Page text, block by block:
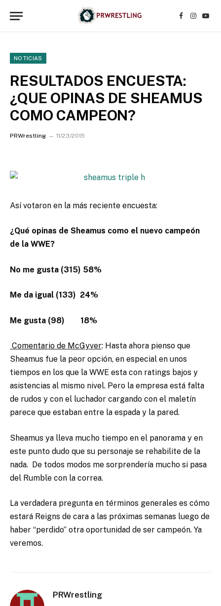
Facebook
NOTICIAS
RESULTADOS ENCUESTA:
¿QUE OPINAS DE SHEAMUS
COMO CAMPEON?
PRWrestling 11/23/2015
Así votaron en la más reciente encuesta:
¿Qué opinas de Sheamus como el nuevo campeón
de la WWE?
No me gusta (315) 58%
Me da igual (133) 24%
Me gusta (98) 18%
Comentario de McGyver: Hasta ahora pienso que
Sheamus fue la peor opción, en especial en unos
tiempos en los que la WWE esta con ratings bajos y
asistencias al mismo nivel. Pero la empresa está falta
de rudos y con el luchador cargando con el maletín
parece que estaban entre la espada y la pared.
Sheamus ya lleva mucho tiempo en el panorama y en
este punto dudo que su personaje se rehabilite de la
nada. De todos modos me sorprendería mucho si pasa
del Rumble con la correa.
La verdadera pregunta en términos generales es cómo
estará Reigns de cara a las próximas semanas luego de
haber “perdido” otra oportunidad de ser campeón. Ya
veremos.
PRWrestling